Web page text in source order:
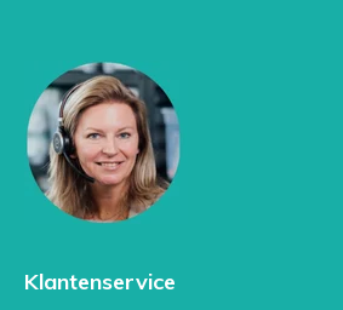
Trombocyten
RDW-CV
Differentiatie van witte
neutrofielen, eosinofielen)
Klantenservice